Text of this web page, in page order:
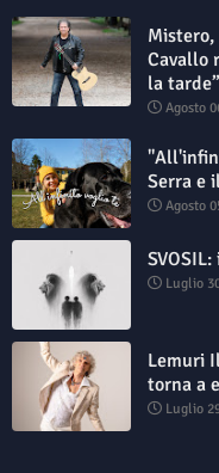
Cavallo
la tarde”
Agosto
Serra e
Agosto
Luglio
Lemuri
torna a
Luglio